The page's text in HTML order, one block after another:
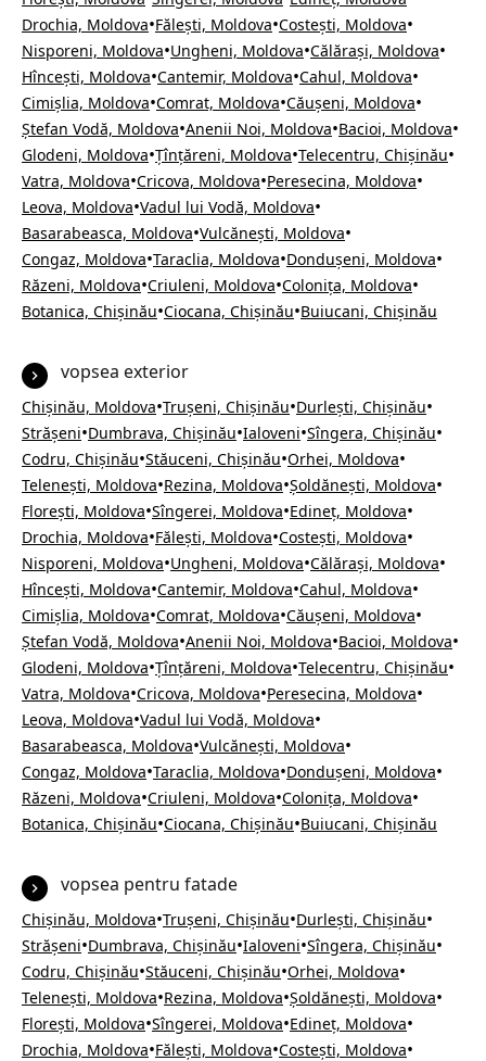
Drochia, Moldova•Fălești, Moldova•Costești, Moldova•
Nisporeni, Moldova•Ungheni, Moldova•Călărași, Moldova•
Hîncești, Moldova•Cantemir, Moldova•Cahul, Moldova•
Cimișlia, Moldova•Comrat, Moldova•Căușeni, Moldova•
Ștefan Vodă, Moldova•Anenii Noi, Moldova•Bacioi, Moldova•
Glodeni, Moldova•Țînțăreni, Moldova•Telecentru, Chișinău•
Vatra, Moldova•Cricova, Moldova•Peresecina, Moldova•
Leova, Moldova•Vadul lui Vodă, Moldova•
Basarabeasca, Moldova•Vulcănești, Moldova•
Congaz, Moldova•Taraclia, Moldova•Dondușeni, Moldova•
Răzeni, Moldova•Criuleni, Moldova•Colonița, Moldova•
Botanica, Chișinău•Ciocana, Chișinău•Buiucani, Chișinău
vopsea exterior
Chișinău, Moldova•Trușeni, Chișinău•Durlești, Chișinău•
Strășeni•Dumbrava, Chișinău•Ialoveni•Sîngera, Chișinău•
Codru, Chișinău•Stăuceni, Chișinău•Orhei, Moldova•
Telenești, Moldova•Rezina, Moldova•Șoldănești, Moldova•
Florești, Moldova•Sîngerei, Moldova•Edineț, Moldova•
Drochia, Moldova•Fălești, Moldova•Costești, Moldova•
Nisporeni, Moldova•Ungheni, Moldova•Călărași, Moldova•
Hîncești, Moldova•Cantemir, Moldova•Cahul, Moldova•
Cimișlia, Moldova•Comrat, Moldova•Căușeni, Moldova•
Ștefan Vodă, Moldova•Anenii Noi, Moldova•Bacioi, Moldova•
Glodeni, Moldova•Țînțăreni, Moldova•Telecentru, Chișinău•
Vatra, Moldova•Cricova, Moldova•Peresecina, Moldova•
Leova, Moldova•Vadul lui Vodă, Moldova•
Basarabeasca, Moldova•Vulcănești, Moldova•
Congaz, Moldova•Taraclia, Moldova•Dondușeni, Moldova•
Răzeni, Moldova•Criuleni, Moldova•Colonița, Moldova•
Botanica, Chișinău•Ciocana, Chișinău•Buiucani, Chișinău
vopsea pentru fatade
Chișinău, Moldova•Trușeni, Chișinău•Durlești, Chișinău•
Strășeni•Dumbrava, Chișinău•Ialoveni•Sîngera, Chișinău•
Codru, Chișinău•Stăuceni, Chișinău•Orhei, Moldova•
Telenești, Moldova•Rezina, Moldova•Șoldănești, Moldova•
Florești, Moldova•Sîngerei, Moldova•Edineț, Moldova•
Drochia, Moldova•Fălești, Moldova•Costești, Moldova•